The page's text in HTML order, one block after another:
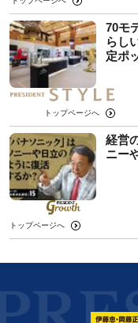
70モ
らし
定ポ
トップページへ
経営
ニー
トップページへ